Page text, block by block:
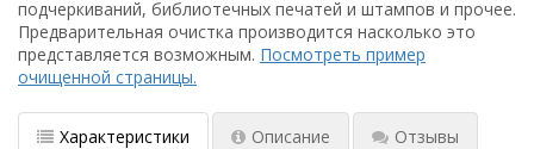
подчеркиваний, библиотечных печатей и штампов и прочее.
Предварительная очистка производится насколько это
представляется возможным. Посмотреть пример
очищенной страницы.
Характеристики Описание Отзывы